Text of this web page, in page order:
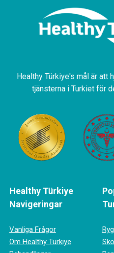
Healthy Türkiye's mål är att
tjänsterna i Turkiet för
Healthy Türkiye
Navigeringar
Vanliga Frågor
Om Healthy Türkiye